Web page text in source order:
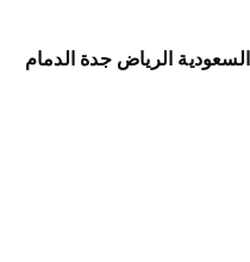
الرياض جدة الدمام